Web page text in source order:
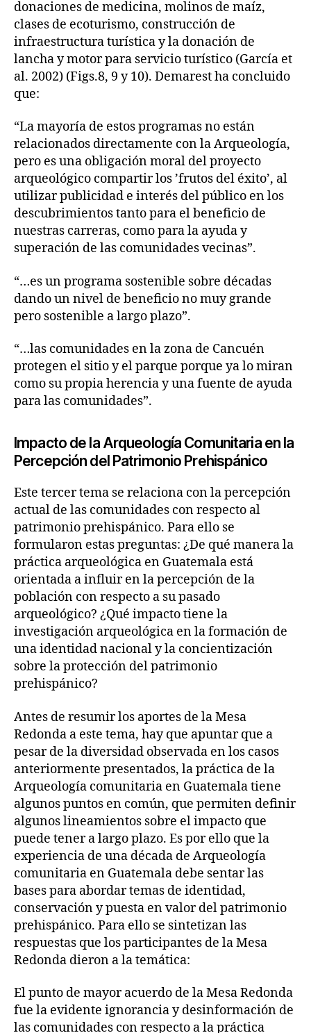
donaciones de medicina, molinos de maíz,
clases de ecoturismo, construcción de
infraestructura turística y la donación de
lancha y motor para servicio turístico (García et
al. 2002) (Figs.8, 9 y 10). Demarest ha concluido
que:
“La mayoría de estos programas no están
relacionados directamente con la Arqueología,
pero es una obligación moral del proyecto
arqueológico compartir los ’frutos del éxito’, al
utilizar publicidad e interés del público en los
descubrimientos tanto para el beneficio de
nuestras carreras, como para la ayuda y
superación de las comunidades vecinas”.
“…es un programa sostenible sobre décadas
dando un nivel de beneficio no muy grande
pero sostenible a largo plazo”.
“…las comunidades en la zona de Cancuén
protegen el sitio y el parque porque ya lo miran
como su propia herencia y una fuente de ayuda
para las comunidades”.
Impacto de la Arqueología Comunitaria en la
Percepción del Patrimonio Prehispánico
Este tercer tema se relaciona con la percepción
actual de las comunidades con respecto al
patrimonio prehispánico. Para ello se
formularon estas preguntas: ¿De qué manera la
práctica arqueológica en Guatemala está
orientada a influir en la percepción de la
población con respecto a su pasado
arqueológico? ¿Qué impacto tiene la
investigación arqueológica en la formación de
una identidad nacional y la concientización
sobre la protección del patrimonio
prehispánico?
Antes de resumir los aportes de la Mesa
Redonda a este tema, hay que apuntar que a
pesar de la diversidad observada en los casos
anteriormente presentados, la práctica de la
Arqueología comunitaria en Guatemala tiene
algunos puntos en común, que permiten definir
algunos lineamientos sobre el impacto que
puede tener a largo plazo. Es por ello que la
experiencia de una década de Arqueología
comunitaria en Guatemala debe sentar las
bases para abordar temas de identidad,
conservación y puesta en valor del patrimonio
prehispánico. Para ello se sintetizan las
respuestas que los participantes de la Mesa
Redonda dieron a la temática:
El punto de mayor acuerdo de la Mesa Redonda
fue la evidente ignorancia y desinformación de
las comunidades con respecto a la práctica